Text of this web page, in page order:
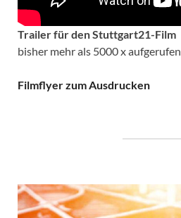
Trailer für den Stuttgart21-Film
bisher mehr als 5000 x aufgerufen
Filmflyer zum Ausdrucken